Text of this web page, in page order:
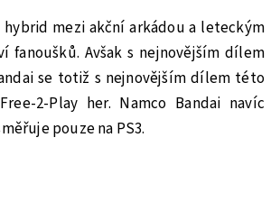
mezi akční arkádou a leteckým
Avšak s nejnovějším dílem
se totiž s nejnovějším dílem této
2-Play her. Namco Bandai navíc
pouze na PS3.